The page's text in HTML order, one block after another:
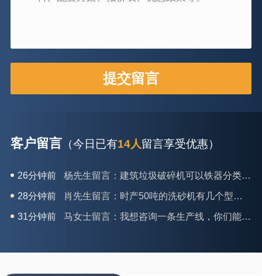
客户留言 （今日已有14人留言享受优惠）
26分钟前 杨先生留言：建筑垃圾破碎机可以铁器分类吗？
28分钟前 肖先生留言：时产50吨的洗砂机有几个型号？
31分钟前 马女士留言：我想咨询一条生产线，你们能做吗？